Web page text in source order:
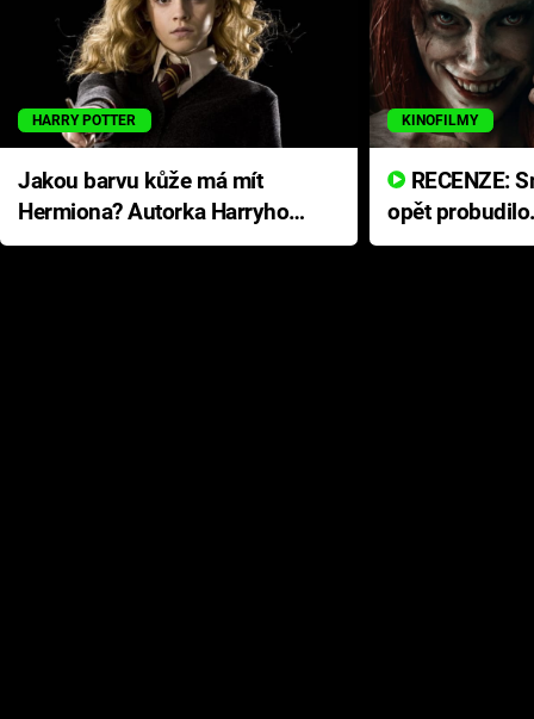
HARRY POTTER
Jakou barvu kůže má mít
Hermiona? Autorka Harryho
Pottera přišla s ráznou
KINOFILMY
opět
přichází s